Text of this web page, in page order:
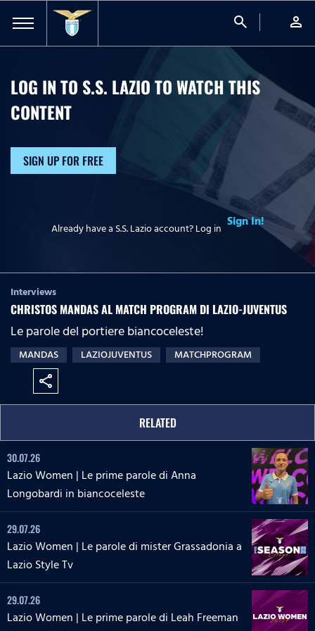
search person
LOG IN TO S.S. LAZIO TO WATCHTHIS
CONTENT
SIGN UP FOR FREE
Already have a S.S. Lazio account? Log in Sign In!
Interviews
CHRISTOS MANDAS AL MATCH PROGRAM DI LAZIO-JUVENTUS
Le parole del portiere biancoceleste!
MANDAS LAZIOJUVENTUS MATCHPROGRAM
share
RELATED
30.07.26
Lazio Women | Le prime parole di Anna
Longobardi in biancoceleste
29.07.26
Lazio Women | Le parole di mister Grassadonia a
Lazio Style Tv
29.07.26
Lazio Women | Le prime parole di Leah Freeman